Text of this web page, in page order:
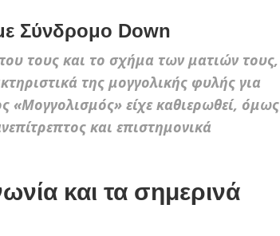
Σύνδρομο Down
τους και το σχήμα των ματιών τους,
της μογγολικής φυλής για
«Μογγολισμός» είχε καθιερωθεί, όμως
και επιστημονικά
και τα σημερινά